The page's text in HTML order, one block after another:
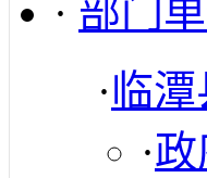
· 部门
·临
·